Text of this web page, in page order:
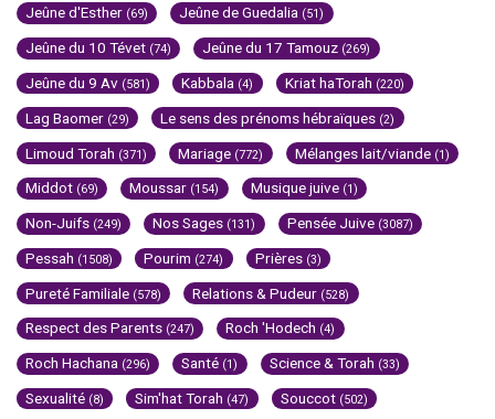
Jeûne d'Esther (69) Jeûne de Guedalia (51)
Jeûne du 10 Tévet (74) Jeûne du 17 Tamouz (269)
Jeûne du 9 Av (581) Kabbala (4) Kriat haTorah (220)
Lag Baomer (29) Le sens des prénoms hébraïques (2)
Limoud Torah (371) Mariage (772) Mélanges lait/viande (1)
Middot (69) Moussar (154) Musique juive (1)
Non-Juifs (249) Nos Sages (131) Pensée Juive (3087)
Pessah (1508) Pourim (274) Prières (3)
Pureté Familiale (578) Relations & Pudeur (528)
Respect des Parents (247) Roch 'Hodech (4)
Roch Hachana (296) Santé (1) Science & Torah (33)
Sexualité (8) Sim'hat Torah (47) Souccot (502)